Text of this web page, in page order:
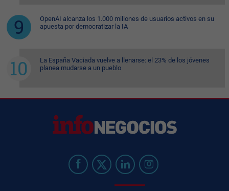
OpenAI alcanza los 1.000 millones de usuarios activos en su
apuesta por democratizar la IA
La España Vaciada vuelve a llenarse: el 23% de los jóvenes
planea mudarse a un pueblo